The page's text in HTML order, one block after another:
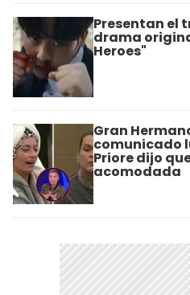
Presentan el
drama
Heroes"
Gran
comunicado
Priore dijo
acomodada